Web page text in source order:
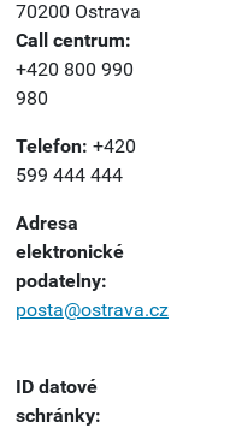
70200 Ostrava
Call centrum:
+420 800 990
980
Telefon: +420
599 444 444
Adresa
elektronické
podatelny:
posta@ostrava.cz
ID datové
schránky: